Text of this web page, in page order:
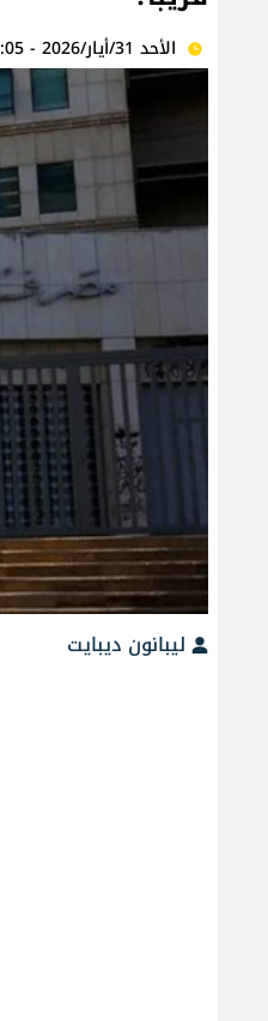
الأحد 31/أيار/2026 - 03:05 م
ليبانون ديبايت